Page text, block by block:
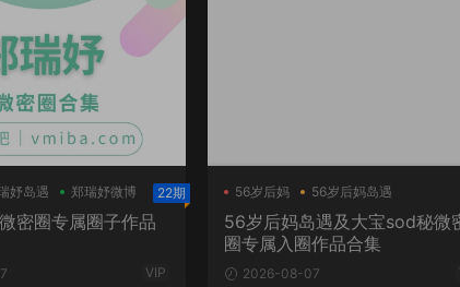
妤岛遇 郑瑞妤微博 22期
密圈专属圈子作品
VIP
56岁后妈
56岁后妈岛遇
大宝sod秘
56岁后妈岛遇及大宝sod秘微
圈专属入圈作品合集
2026-08-07